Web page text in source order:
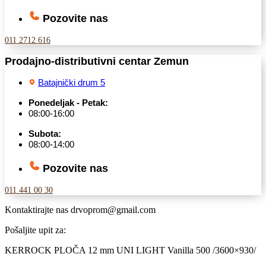
Pozovite nas
011 2712 616
Prodajno-distributivni centar Zemun
Batajnički drum 5
Ponedeljak - Petak:
08:00-16:00
Subota:
08:00-14:00
Pozovite nas
011 441 00 30
Kontaktirajte nas drvoprom@gmail.com
Pošaljite upit za:
KERROCK PLOČA 12 mm UNI LIGHT Vanilla 500 /3600×930/